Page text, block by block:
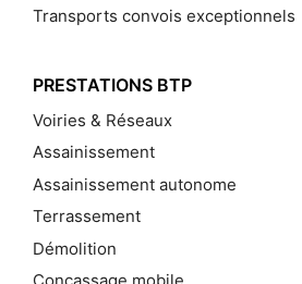
Transports convois exceptionnels
PRESTATIONS BTP
Voiries & Réseaux
Assainissement
Assainissement autonome
Terrassement
Démolition